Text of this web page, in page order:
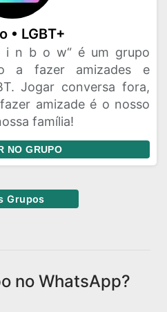
• LGBT+
i n b o w“ é um grupo
a fazer amizades e
Jogar conversa fora,
amizade é o nosso
família!
NO GRUPO
Grupos
no WhatsApp?